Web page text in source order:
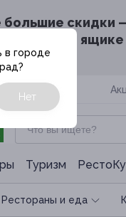
большие скидки
почтовом ящике
Туризм
Рестораны и еда
в городе
?
Нет